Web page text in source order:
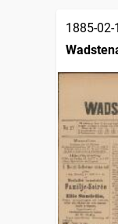
1885-02-